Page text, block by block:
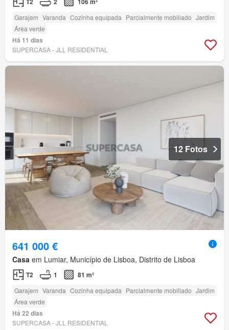
Garajem Varanda Cozinha equipada Parcialmente mobiliado Jardim
Área verde
Há 11 dias
SUPERCASA - JLL RESIDENTIAL
12 Fotos
641 000 €
Casa em Lumiar, Município de Lisboa, Distrito de Lisboa
T2 1 81 m²
Garajem Varanda Cozinha equipada Parcialmente mobiliado Jardim
Área verde
Há 22 dias
SUPERCASA - JLL RESIDENTIAL